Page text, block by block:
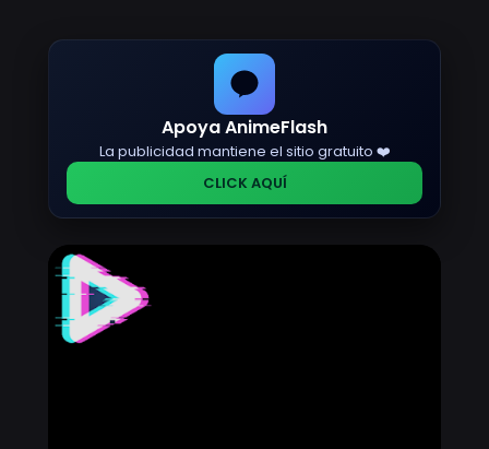
Apoya AnimeFlash
La publicidad mantiene el sitio gratuito ❤️
CLICK AQUÍ